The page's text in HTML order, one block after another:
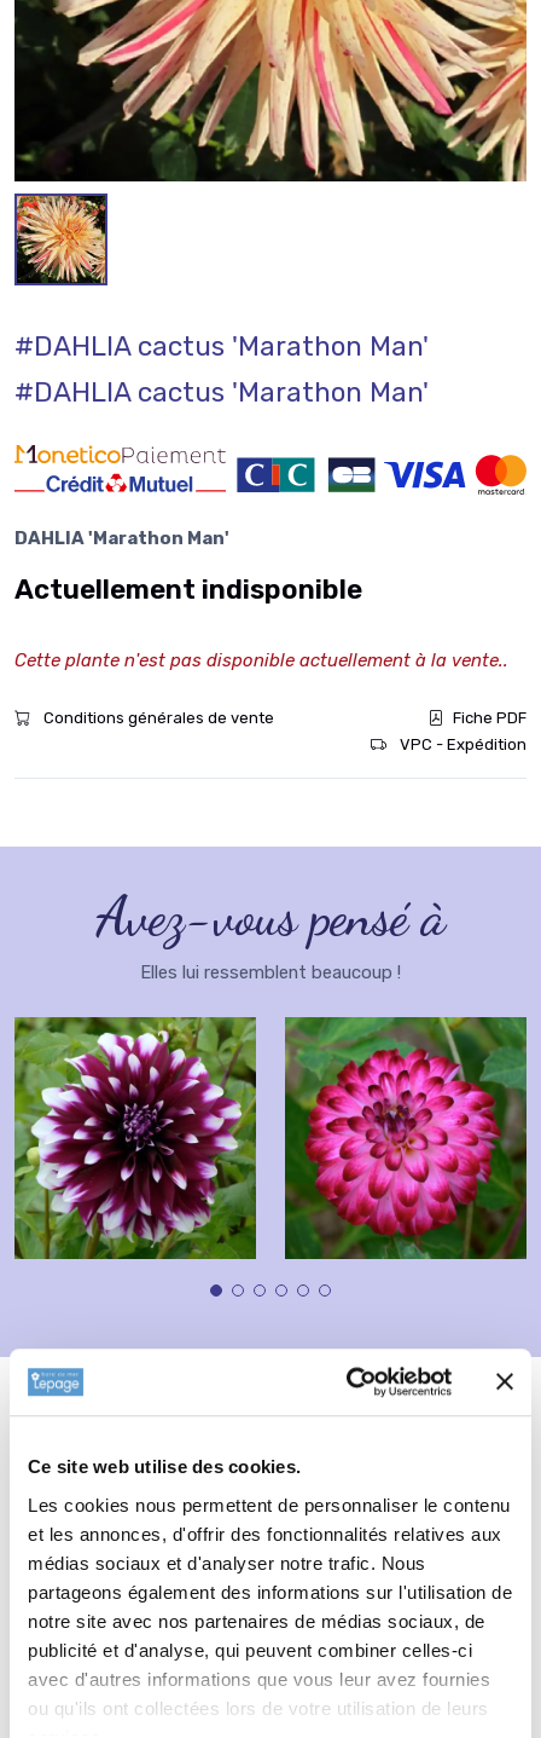
Ce site web utilise des cookies.
Les cookies nous permettent de personnaliser le contenu
et les annonces, d'offrir des fonctionnalités relatives aux
médias sociaux et d'analyser notre trafic. Nous
partageons également des informations sur l'utilisation de
notre site avec nos partenaires de médias sociaux, de
publicité et d'analyse, qui peuvent combiner celles-ci
avec d'autres informations que vous leur avez fournies
ou qu'ils ont collectées lors de votre utilisation de leurs
#DAHLIA cactus 'Marathon Man'
#DAHLIA cactus 'Marathon Man'
DAHLIA 'Marathon Man'
Actuellement indisponible
Cette plante n'est pas disponible actuellement à la vente..
Conditions générales de vente
Fiche PDF
VPC - Expédition
Avez-vous pensé à
Elles lui ressemblent beaucoup !
Fiche technique
Type de sol deDAHLIA 'Marathon
Man'
tout type de sol.